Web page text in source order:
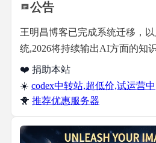
公告
王明昌博客已完成系统迁移，以
统,2026将持续输出AI方面的知
❤️ 捐助本站
☀️ codex中转站,超低价,试运营中
🐥 推荐优惠服务器